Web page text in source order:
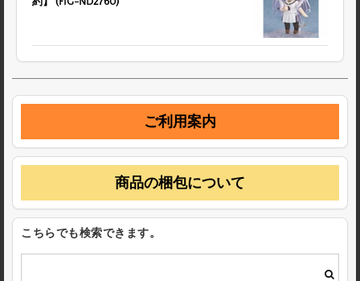
ご利用案内
商品の梱包について
こちらでも検索できます。